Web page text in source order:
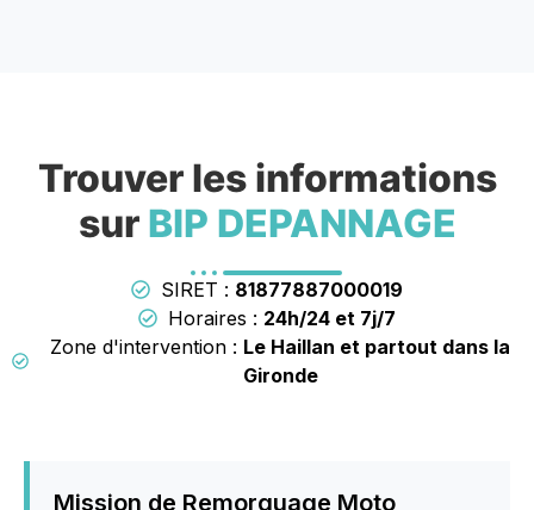
Trouver les informations
sur BIP DEPANNAGE
SIRET : 81877887000019
Horaires : 24h/24 et 7j/7
Zone d'intervention : Le Haillan et partout dans la
Gironde
Mission de Remorquage Moto